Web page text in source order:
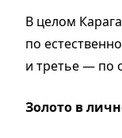
В целом
по
и третье — по
Золото в